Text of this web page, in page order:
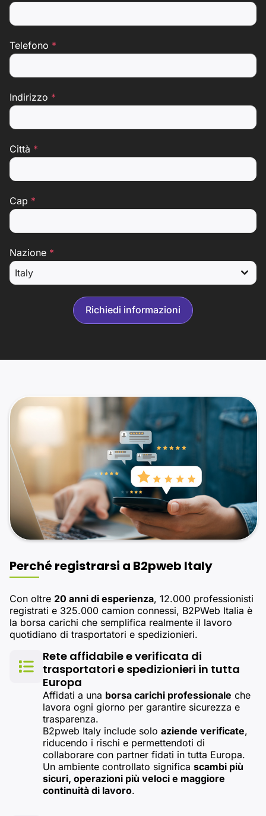
Telefono *
Indirizzo *
Città *
Cap *
Nazione *
Italy
Richiedi informazioni
Perché registrarsi a B2pweb Italy
Con oltre 20 anni di esperienza, 12.000 professionisti
registrati e 325.000 camion connessi, B2PWeb Italia è
la borsa carichi che semplifica realmente il lavoro
quotidiano di trasportatori e spedizionieri.
Rete affidabile e verificata di
trasportatori e spedizionieri in tutta
Europa
Affidati a una borsa carichi professionale che
lavora ogni giorno per garantire sicurezza e
trasparenza.
B2pweb Italy include solo aziende verificate,
riducendo i rischi e permettendoti di
collaborare con partner fidati in tutta Europa.
Un ambiente controllato significa scambi più
sicuri, operazioni più veloci e maggiore
continuità di lavoro.